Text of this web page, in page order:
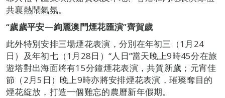
共襄熱鬧氣氛。
“歲歲平安—絢麗澳門煙花匯演”齊賀歲
此外特別安排三場煙花表演，分別在年初三（1月24
日）及年初七（1月28日）“人日”當天晚上9時45分在旅
遊塔對出海面將有15分鐘煙花表演，共賀新歲；元宵佳
節（2月5日）晚上9時亦將安排煙花表演，璀璨奪目的
煙花綻放，打造一個難忘的農曆新年假期。